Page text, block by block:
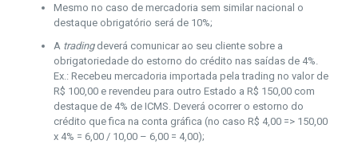
Mesmo no caso de mercadoria sem similar nacional o
destaque obrigatório será de 10%;
A trading deverá comunicar ao seu cliente sobre a
obrigatoriedade do estorno do crédito nas saídas de 4%.
Ex.: Recebeu mercadoria importada pela trading no valor de
R$ 100,00 e revendeu para outro Estado a R$ 150,00 com
destaque de 4% de ICMS. Deverá ocorrer o estorno do
crédito que fica na conta gráfica (no caso R$ 4,00 => 150,00
x 4% = 6,00 / 10,00 – 6,00 = 4,00);